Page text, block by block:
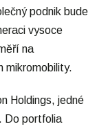
podnik bude
vysoce
na
mikromobility.
Holdings, jedné
Do portfolia